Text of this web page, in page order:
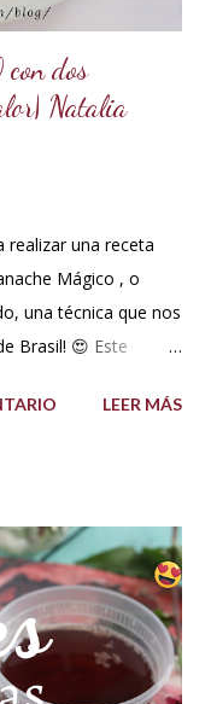
dos
Natalia
realizar una receta
Mágico , o
una técnica que nos
Brasil! 😍 Este
así que se
de diferentes
un Ganache, que
y otra parte
de lo que es un
(Proporción 3x1)
LEER MÁS